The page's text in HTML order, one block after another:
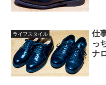
ライフスタイル
仕
っ
ナ